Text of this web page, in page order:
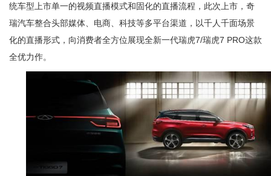
统车型上市单一的视频直播模式和固化的直播流程，此次上市，奇
瑞汽车整合头部媒体、电商、科技等多平台渠道，以千人千面场景
化的直播形式，向消费者全方位展现全新一代瑞虎7/瑞虎7 PRO这款
全优力作。